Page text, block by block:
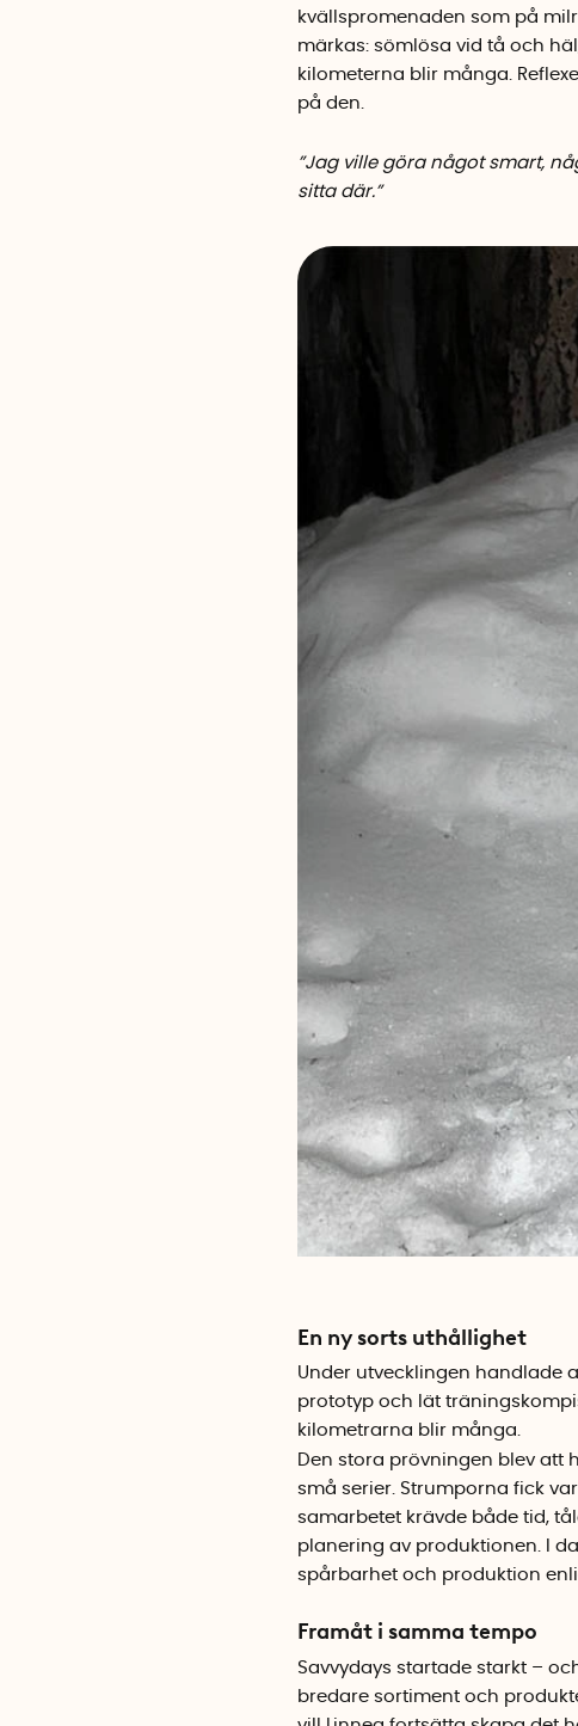
kvällspromenaden som på
märkas: sömlösa vid tå och
kilometerna blir många.
på den.
”Jag ville göra något smart,
sitta där.”
En ny sorts uthållighet
Under utvecklingen handlade
prototyp och lät
kilometrarna blir många.
Den stora prövningen blev att
små serier. Strumporna fick
samarbetet krävde både tid,
planering av produktionen. I
spårbarhet och produktion
Framåt i samma tempo
Savvydays startade starkt –
bredare sortiment och